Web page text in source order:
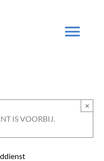
IS VOORBIJ.
×